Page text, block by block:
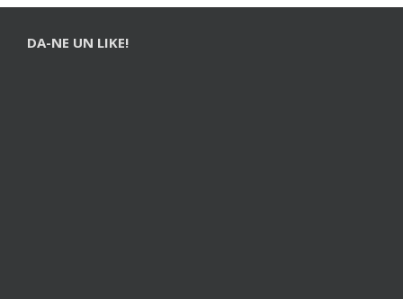
DA-NE UN LIKE!